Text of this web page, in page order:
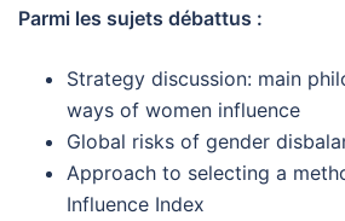
Parmi les sujets débattus :
Strategy discussion: main
ways of women influence
Global risks of gender
Approach to selecting a
Influence Index